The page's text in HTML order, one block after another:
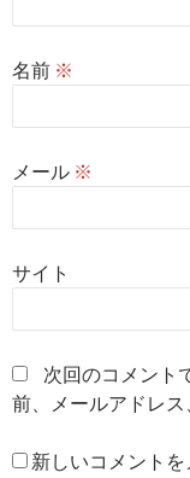
名前 ※
メール ※
サイト
次回のコメント
前、メールアドレス
新しいコメント